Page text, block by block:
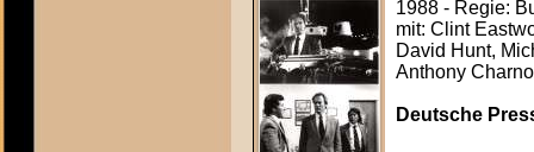
1988 - Regie:
mit: Clint
David Hunt,
Anthony
Deutsche